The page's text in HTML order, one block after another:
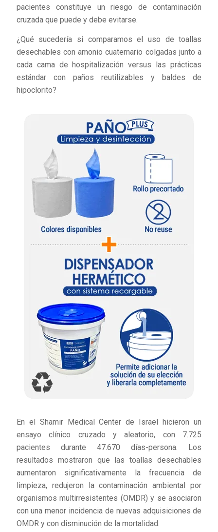
pacientes constituye un riesgo de contaminación
cruzada que puede y debe evitarse.
¿Qué sucedería si comparamos el uso de toallas
desechables con amonio cuaternario colgadas junto a
cada cama de hospitalización versus las prácticas
estándar con paños reutilizables y baldes de
hipoclorito?
En el Shamir Medical Center de Israel hicieron un
ensayo clínico cruzado y aleatorio, con 7.725
pacientes durante 47.670 días-persona. Los
resultados mostraron que las toallas desechables
aumentaron significativamente la frecuencia de
limpieza, redujeron la contaminación ambiental por
organismos multirresistentes (OMDR) y se asociaron
con una menor incidencia de nuevas adquisiciones de
OMDR y con disminución de la mortalidad.